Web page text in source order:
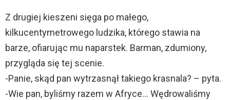
Z drugiej kieszeni sięga po małego,
kilkucentymetrowego ludzika, którego stawia na
barze, ofiarując mu naparstek. Barman, zdumiony,
przygląda się tej scenie.
-Panie, skąd pan wytrzasnął takiego krasnala? – pyta.
-Wie pan, byliśmy razem w Afryce… Wędrowaliśmy